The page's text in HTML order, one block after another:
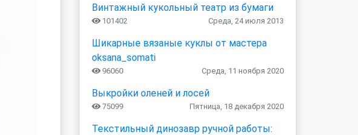
Винтажный кукольный театр из бумаги
101402 Среда, 24 июля 2013
Шикарные вязаные куклы от мастера
oksana_somati
96060 Среда, 11 ноября 2020
Выкройки оленей и лосей
75099 Пятница, 18 декабря 2020
Текстильный динозавр ручной работы: